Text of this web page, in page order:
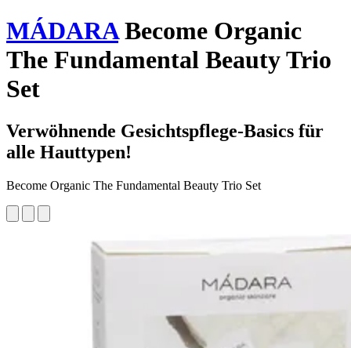
MÁDARABecome Organic
The Fundamental Beauty Trio
Set
Verwöhnende Gesichtspflege-Basics für
alle Hauttypen!
Become Organic The Fundamental Beauty Trio Set